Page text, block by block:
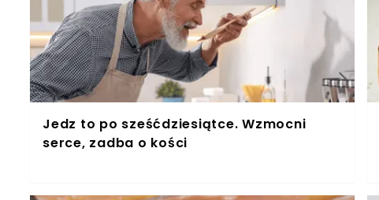
Jedz to po sześćdziesiątce. Wzmocni
serce, zadba o kości